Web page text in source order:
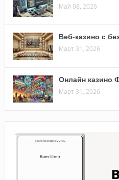
Май 08, 2026
Веб-казино с
Март 31, 2026
Онлайн казино
Март 31, 2026